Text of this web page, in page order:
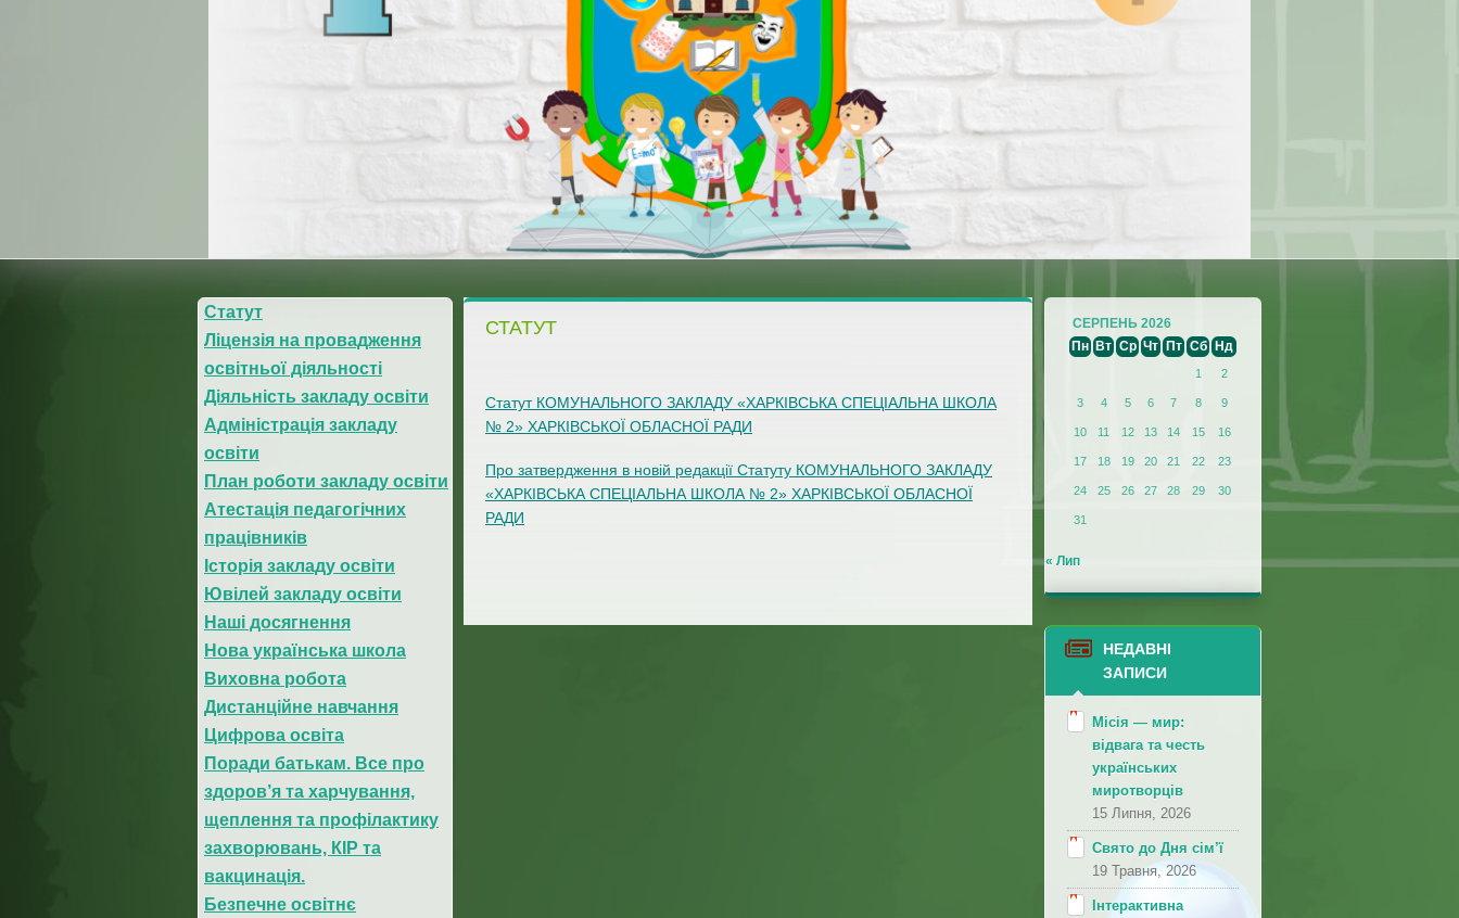
Статут
Ліцензія на провадження
освітньої діяльності
Діяльність закладу освіти
Адміністрація закладу
освіти
План роботи закладу освіти
Атестація педагогічних
працівників
Історія закладу освіти
Ювілей закладу освіти
Наші досягнення
Нова українська школа
Виховна робота
Дистанційне навчання
Цифрова освіта
Поради батькам. Все про
здоров’я та харчування,
щеплення та профілактику
захворювань, КІР та
вакцинація.
Безпечне освітнє
СТАТУТ
Статут КОМУНАЛЬНОГО ЗАКЛАДУ «ХАРКІВСЬКА СПЕЦІАЛЬНА ШКОЛА
№ 2» ХАРКІВСЬКОЇ ОБЛАСНОЇ РАДИ
Про затвердження в новій редакції Статуту КОМУНАЛЬНОГО ЗАКЛАДУ
«ХАРКІВСЬКА СПЕЦІАЛЬНА ШКОЛА № 2» ХАРКІВСЬКОЇ ОБЛАСНОЇ
РАДИ
СЕРПЕНЬ 2026
Пн Вт Ср Чт Пт Сб Нд
1 2
3 4 5 6 7 8 9
10 11 12 13 14 15 16
17 18 19 20 21 22 23
24 25 26 27 28 29 30
31
« Лип
НЕДАВНІ
ЗАПИСИ
Місія — мир:
відвага та честь
українських
миротворців
15 Липня, 2026
Свято до Дня сім’ї
19 Травня, 2026
Інтерактивна